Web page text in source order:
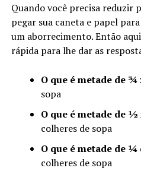
Quando você precisa reduzir
pegar sua caneta e papel
um aborrecimento. Então
rápida para lhe dar as
O que é metade de ¾
sopa
O que é metade de ½
colheres de sopa
O que é metade de ¼
colheres de sopa